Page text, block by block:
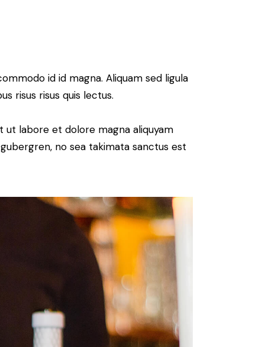
id id magna. Aliquam sed ligula
risus risus quis lectus.
labore et dolore magna aliquyam
no sea takimata sanctus est